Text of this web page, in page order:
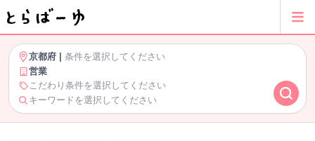
京都府
条件を選択してください
営業
こだわり条件を選択してください
キーワードを選択してください